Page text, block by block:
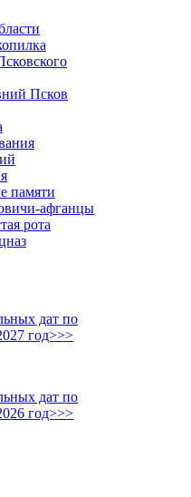
Псков
памяти
афганцы
рота
дат по
год>>>
дат по
год>>>